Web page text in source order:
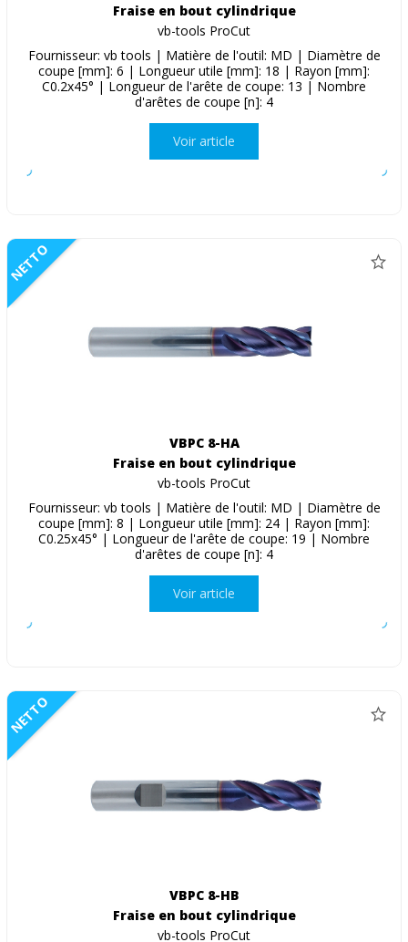
Fraise en bout cylindrique
vb-tools ProCut
Fournisseur: vb tools | Matière de l'outil: MD | Diamètre de
coupe [mm]: 6 | Longueur utile [mm]: 18 | Rayon [mm]:
C0.2x45° | Longueur de l'arête de coupe: 13 | Nombre
d'arêtes de coupe [n]: 4
Voir article
NETTO
VBPC 8-HA
Fraise en bout cylindrique
vb-tools ProCut
Fournisseur: vb tools | Matière de l'outil: MD | Diamètre de
coupe [mm]: 8 | Longueur utile [mm]: 24 | Rayon [mm]:
C0.25x45° | Longueur de l'arête de coupe: 19 | Nombre
d'arêtes de coupe [n]: 4
Voir article
NETTO
VBPC 8-HB
Fraise en bout cylindrique
vb-tools ProCut